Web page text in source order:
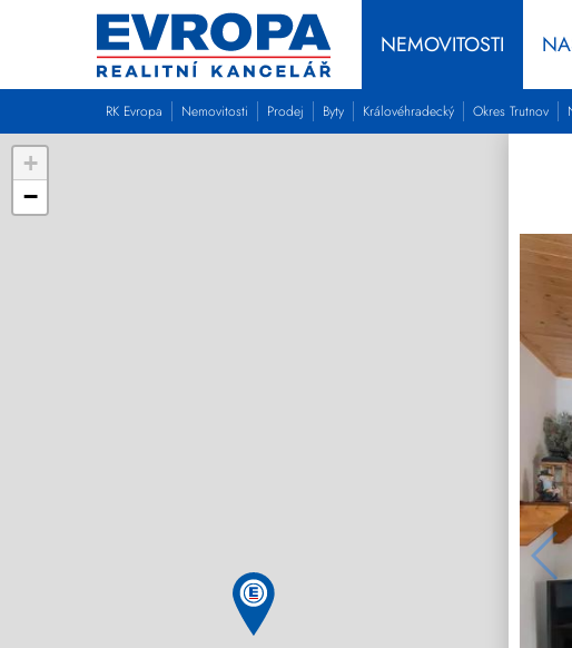
NEMOVITOSTI
RK Evropa Nemovitosti Prodej Byty Královéhradecký Okres Trutnov
+
−